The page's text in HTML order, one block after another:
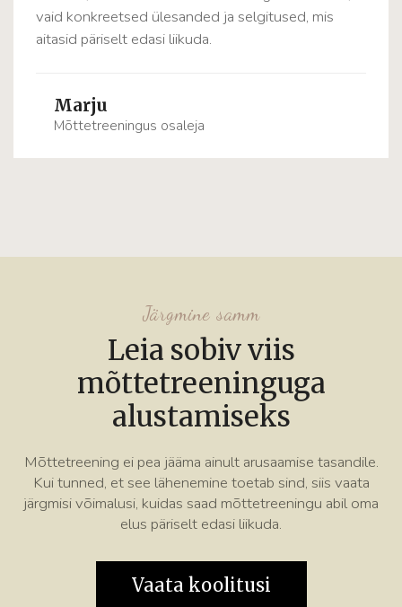
vaid konkreetsed ülesanded ja selgitused, mis
aitasid päriselt edasi liikuda.
Marju
Mõttetreeningus osaleja
Järgmine samm
Leia sobiv viis
mõttetreeninguga
alustamiseks
Mõttetreening ei pea jääma ainult arusaamise tasandile.
Kui tunned, et see lähenemine toetab sind, siis vaata
järgmisi võimalusi, kuidas saad mõttetreeningu abil oma
elus päriselt edasi liikuda.
Vaata koolitusi